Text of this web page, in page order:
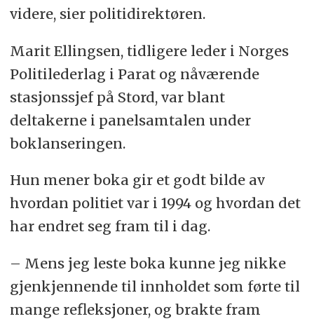
videre, sier politidirektøren.
Marit Ellingsen, tidligere leder i Norges
Politilederlag i Parat og nåværende
stasjonssjef på Stord, var blant
deltakerne i panelsamtalen under
boklanseringen.
Hun mener boka gir et godt bilde av
hvordan politiet var i 1994 og hvordan det
har endret seg fram til i dag.
– Mens jeg leste boka kunne jeg nikke
gjenkjennende til innholdet som førte til
mange refleksjoner, og brakte fram